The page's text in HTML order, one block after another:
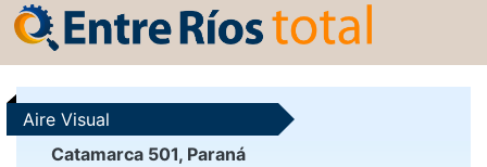
Aire Visual
Catamarca 501, Paraná